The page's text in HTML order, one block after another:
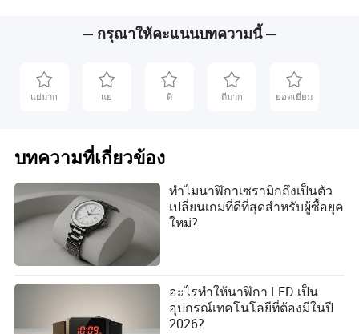
— กรุณาให้คะแนนบทความนี้ —
แย่มาก แย่ ดี ดีมาก ยอดเยี่ยม
บทความที่เกี่ยวข้อง
ทำไมนาฬิกาเซรามิกถึงเป็นตัว
เปลี่ยนเกมที่ดีที่สุดสำหรับผู้ซื้อยุค
ใหม่?
อะไรทำให้นาฬิกา LED เป็น
อุปกรณ์เทคโนโลยีที่ต้องมีในปี
2026?